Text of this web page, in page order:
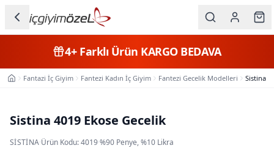
Kategorileri
Erkek
Çocuk
4+Farklı Ürün KARGO BEDAVA
Ana SayfaFantazi İç Giyim Fantezi Kadın İç Giyim Fantezi Gecelik Modelleri Sistina
Sistina 4019 Ekose Gecelik
SISTINA·Ürün Kodu:4019·%90 Penye, %10 Likra